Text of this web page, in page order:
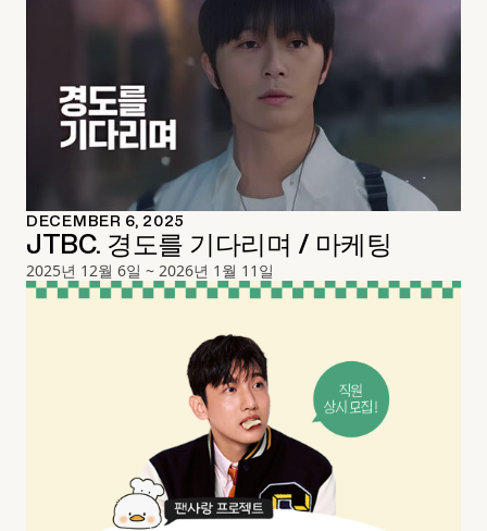
DECEMBER 6, 2025
JTBC. 경도를 기다리며 / 마케팅
2025년 12월 6일 ~ 2026년 1월 11일